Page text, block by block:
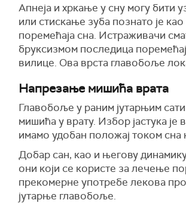
Апнеја и хркање у сну могу бити
или стискање зуба познато је
поремећаја сна. Истраживачи
бруксизмом последица
вилице. Ова врста главобоље
Напрезање мишића врата
Главобоље у раним јутарњим
мишића у врату. Избор јастука
имамо удобан положај током сна
Добар сан, као и његову
они који се користе за лечење
прекомерне употребе лекова
јутарње главобоље.